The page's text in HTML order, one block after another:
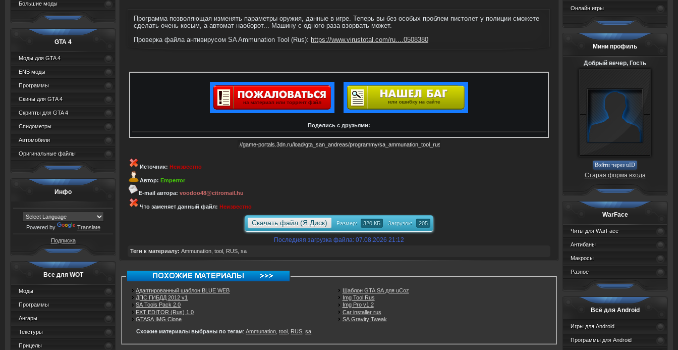
Большие моды
GTA 4
Моды для GTA 4
ENB моды
Программы
Скины для GTA 4
Скрипты для GTA 4
Спидометры
Автомобили
Оригинальные файлы
Инфо
Powered by Translate
Подписка
Все для WOT
Моды
Программы
Ангары
Текстуры
Прицелы
Онлайн игры
Мини профиль
Добрый вечер, Гость
Войти через uID
Старая форма входа
WarFace
Читы для WarFace
Антибаны
Макросы
Разное
Всё для Android
Игры для Android
Программы для Android
Программа позволяющая изменять параметры оружия, данные в игре. Теперь вы без особых проблем пистолет у полиции сможете
сделать очень косым, а автомат наоборот... Машину с одного раза взорвать может.
Проверка файла антивирусом SA Ammunation Tool (Rus): https://www.virustotal.com/ru....0508380
Поделись с друзьями:
Источник: Неизвестно
Автор: Emperror
E-mail автора: voodoo48@citromail.hu
Что заменяет данный файл: Неизвестно
Скачать файл (Я.Диск) Размер: 320 КБ Загрузок: 205
Последняя загрузка файла: 07.08.2026 21:12
Теги к материалу: Ammunation tool RUS sa
Адаптированный шаблон BLUE WEB
Шаблон GTA SA для uCoz
ДПС ГИБДД 2012 v1
Img Tool Rus
SA Tools Pack 2.0
Img Pro v1.2
FXT EDITOR (Rus) 1.0
Car installer rus
GTASA IMG Clone
SA Gravity Tweak
Схожие материалы выбраны по тегам:Ammunation ,tool RUS ,sa